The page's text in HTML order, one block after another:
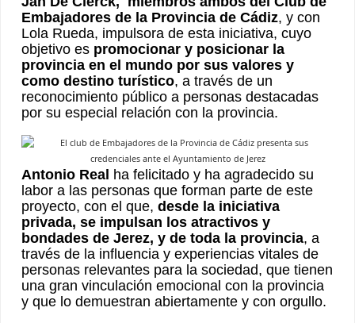
Embajadores de la Provincia de Cádiz, y con
Lola Rueda, impulsora de esta iniciativa, cuyo
objetivo es promocionar y posicionar la
provincia en el mundo por sus valores y
como destino turístico, a través de un
reconocimiento público a personas destacadas
por su especial relación con la provincia.
Antonio Real ha felicitado y ha agradecido su
labor a las personas que forman parte de este
proyecto, con el que,desde la iniciativa
privada, se impulsan los atractivos y
bondades de Jerez, y de toda la provincia, a
través de la influencia y experiencias vitales de
personas relevantes para la sociedad, que tienen
una gran vinculación emocional con la provincia
y que lo demuestran abiertamente y con orgullo.